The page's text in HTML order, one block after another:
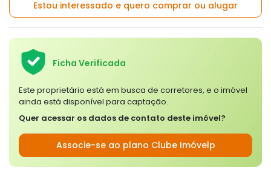
Estou interessado e quero comprar ou alugar
Ficha Verificada
Este proprietário está em busca de corretores, e o imóvel
ainda está disponível para captação.
Quer acessar os dados de contato deste imóvel?
Associe-se ao plano Clube Imóvelp